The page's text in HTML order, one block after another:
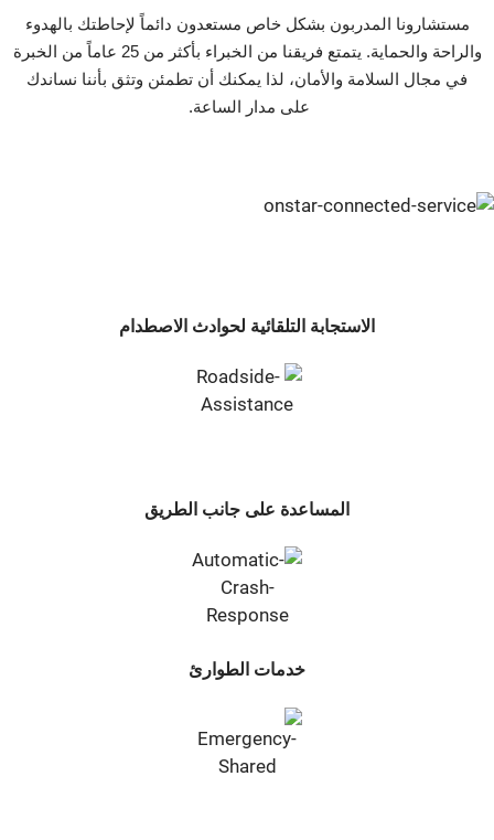
مستشارونا المدربون بشكل خاص مستعدون دائماً لإحاطتك بالهدوء
والراحة والحماية. يتمتع فريقنا من الخبراء بأكثر من 25 عاماً من الخبرة
في مجال السلامة والأمان، لذا يمكنك أن تطمئن وتثق بأننا نساندك
على مدار الساعة. ‬‬‬‬‬‬‬‬‬
الاستجابة التلقائية لحوادث الاصطدام
المساعدة على جانب الطريق
خدمات الطوارئ